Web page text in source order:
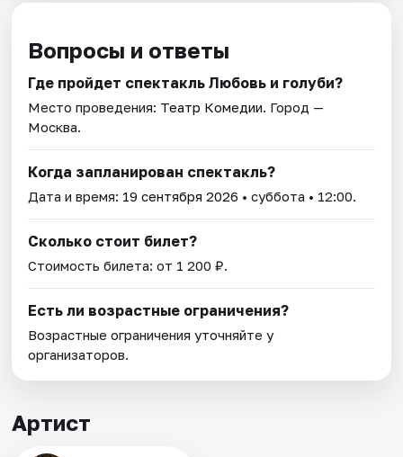
Вопросы и ответы
Где пройдет спектакль Любовь и голуби?
Место проведения: Театр Комедии. Город —
Москва.
Когда запланирован спектакль?
Дата и время: 19 сентября 2026 • суббота • 12:00.
Сколько стоит билет?
Стоимость билета: от 1 200 ₽.
Есть ли возрастные ограничения?
Возрастные ограничения уточняйте у
организаторов.
Артист